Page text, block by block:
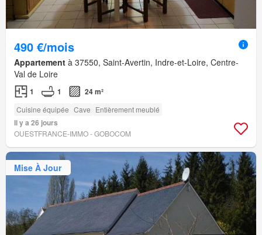
490 €/mois
Appartement à 37550, Saint-Avertin, Indre-et-Loire, Centre-
Val de Loire
1 1 24 m²
Cuisine équipée Cave Entièrement meublé
Il y a 26 jours
OUESTFRANCE-IMMO - GOBOCOM
Mise À Jour